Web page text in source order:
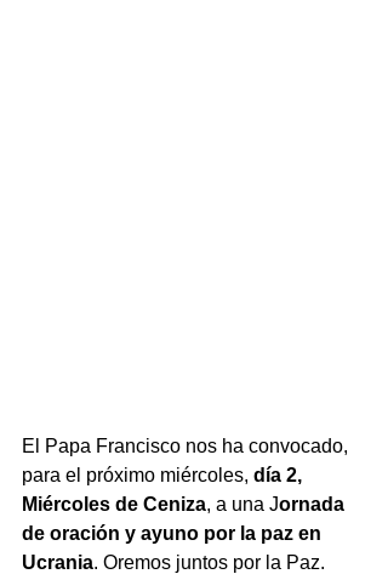
El Papa Francisco nos ha convocado,
para el próximo miércoles, día 2,
Miércoles de Ceniza, a una Jornada
de oración y ayuno por la paz en
Ucrania. Oremos juntos por la Paz.